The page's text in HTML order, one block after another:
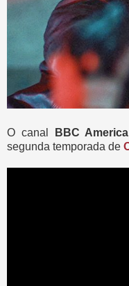
O canal BBC America
segunda temporada de